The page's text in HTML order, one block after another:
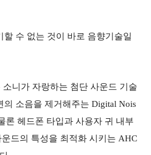
수 없는 것이 바로 음향기술일
니가 자랑하는 첨단 사운드 기술
의 소음을 제거해주는 Digital Nois
론 헤드폰 타입과 사용자 귀 내부
드의 특성을 최적화 시키는 AHC